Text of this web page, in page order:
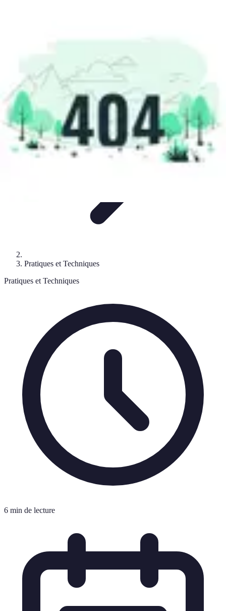
Pratiques et Techniques
Pratiques et Techniques
6 min de lecture